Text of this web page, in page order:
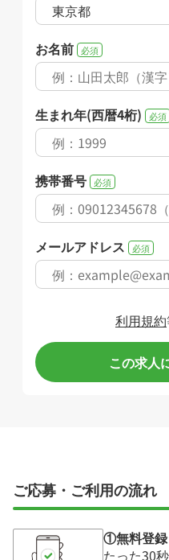
お名前 必須
生まれ年(西暦4桁) 必須
携帯番号 必須
メールアドレス 必須
利用規約
この求人
ご応募・ご利用の流れ
①無料登録
たった30